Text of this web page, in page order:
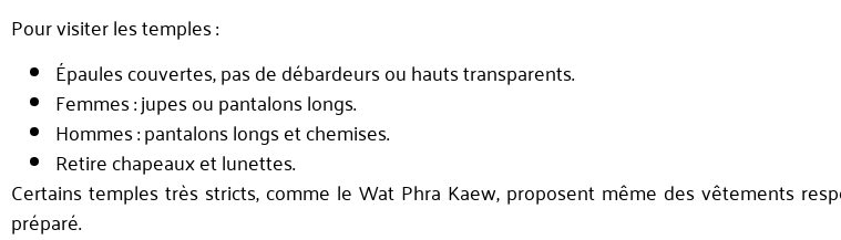
Pour visiter les temples :
Épaules couvertes, pas de débardeurs ou hauts transparents.
Femmes : jupes ou pantalons longs.
Hommes : pantalons longs et chemises.
Retire chapeaux et lunettes.
Certains temples très stricts, comme le Wat Phra Kaew, proposent même des vêtements
préparé.